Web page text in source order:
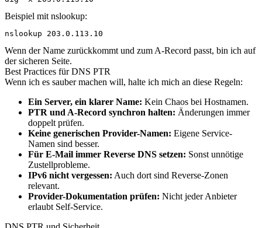
Beispiel mit nslookup:
nslookup 203.0.113.10
Wenn der Name zurückkommt und zum A-Record passt, bin ich auf
der sicheren Seite.
Best Practices für DNS PTR
Wenn ich es sauber machen will, halte ich mich an diese Regeln:
Ein Server, ein klarer Name: Kein Chaos bei Hostnamen.
PTR und A-Record synchron halten: Änderungen immer
doppelt prüfen.
Keine generischen Provider-Namen: Eigene Service-
Namen sind besser.
Für E-Mail immer Reverse DNS setzen: Sonst unnötige
Zustellprobleme.
IPv6 nicht vergessen: Auch dort sind Reverse-Zonen
relevant.
Provider-Dokumentation prüfen: Nicht jeder Anbieter
erlaubt Self-Service.